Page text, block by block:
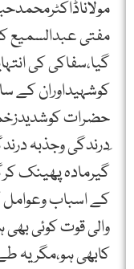
مفتی عبدالسمیع
گیا،سفاکی کی
کوشہیداوران کے
حضرات
ِدرندگی وجذبہ
گیرمادہ پھینک
کے اسباب
والی قوت کوئی بھی
کابھی ہو،مگریہ